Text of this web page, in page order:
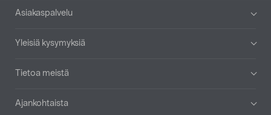
Alatunniste
Asiakaspalvelu
Yleisiä kysymyksiä
Tietoa meistä
Ajankohtaista